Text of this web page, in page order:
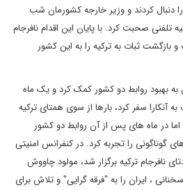
دنبال کردند و وزیر خارجه کشورمان شب
ترکیه تلفنی صحبت کرد. با پایان این اقدام نافرجام
و بازگشت ثبات به ترکیه را به این کشور
به بهبود روابط دو کشور کمک کرد و یک ماه
آنکارا سفر کرد، بارها از سوی همتای ترکیه
در ماه های پس از آن روابط دو کشور
گوناگونی را تجربه کرد. در کنفرانس امنیتی
نافرجام ترکیه برگزار شد، مولود چاووش
، ایران را به "فرقه گرایی" و تلاش برای